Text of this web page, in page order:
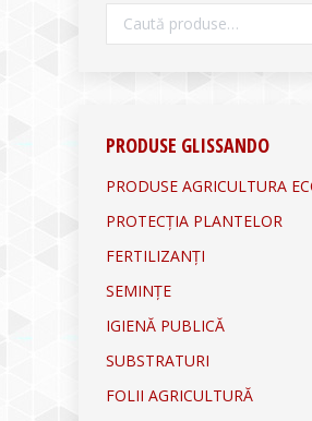
PRODUSE GLISSANDO
PRODUSE AGRICULTURA
PROTECȚIA PLANTELOR
FERTILIZANȚI
SEMINȚE
IGIENĂ PUBLICĂ
SUBSTRATURI
FOLII AGRICULTURĂ